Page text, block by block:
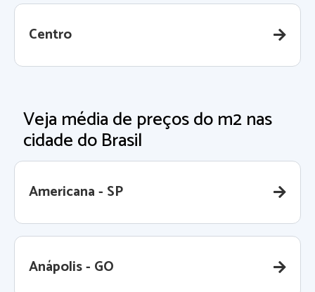
Centro
Veja média de preços do m2 nas
cidade do Brasil
Americana - SP
Anápolis - GO